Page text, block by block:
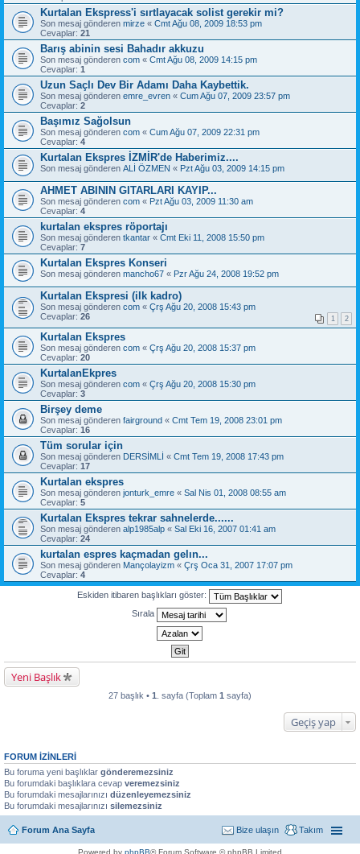
Kurtalan Ekspress'i sırtlayacak solist gerekir mi?
Son mesaj gönderen mirze « Cmt Ağu 08, 2009 18:53 pm
Cevaplar: 21
Barış abinin sesi Bahadır akkuzu
Son mesaj gönderen com « Cmt Ağu 08, 2009 14:15 pm
Cevaplar: 1
Uzun Saçlı Dev Bir Adamı Daha Kaybettik.
Son mesaj gönderen emre_evren « Cum Ağu 07, 2009 23:57 pm
Cevaplar: 2
Başımız Sağolsun
Son mesaj gönderen com « Cum Ağu 07, 2009 22:31 pm
Cevaplar: 4
Kurtalan Ekspres İZMİR'de Haberimiz....
Son mesaj gönderen ALİ ÖZMEN « Pzt Ağu 03, 2009 14:15 pm
AHMET ABININ GITARLARI KAYIP...
Son mesaj gönderen com « Pzt Ağu 03, 2009 11:30 am
Cevaplar: 4
kurtalan ekspres röportajı
Son mesaj gönderen tkantar « Cmt Eki 11, 2008 15:50 pm
Cevaplar: 7
Kurtalan Ekspres Konseri
Son mesaj gönderen mancho67 « Pzr Ağu 24, 2008 19:52 pm
Kurtalan Ekspresi (ilk kadro)
Son mesaj gönderen com « Çrş Ağu 20, 2008 15:43 pm
Cevaplar: 26 1 2
Kurtalan Ekspres
Son mesaj gönderen com « Çrş Ağu 20, 2008 15:37 pm
Cevaplar: 20
KurtalanEkpres
Son mesaj gönderen com « Çrş Ağu 20, 2008 15:30 pm
Cevaplar: 3
Birşey deme
Son mesaj gönderen fairground « Cmt Tem 19, 2008 23:01 pm
Cevaplar: 16
Tüm sorular için
Son mesaj gönderen DERSİMLİ « Cmt Tem 19, 2008 17:43 pm
Cevaplar: 17
Kurtalan ekspres
Son mesaj gönderen jonturk_emre « Sal Nis 01, 2008 08:55 am
Cevaplar: 5
Kurtalan Ekspres tekrar sahnelerde......
Son mesaj gönderen alp1985alp « Sal Eki 16, 2007 01:41 am
Cevaplar: 24
kurtalan espres kaçmadan gelın...
Son mesaj gönderen Mançolayizm « Çrş Oca 31, 2007 17:07 pm
Cevaplar: 4
Eskiden itibaren başlıkları göster:
Sırala
Yeni Başlık
27 başlık • 1 . sayfa (Toplam 1 sayfa)
Geçiş yap
FORUM IZINLERI
Bu foruma yeni başlıklar gönderemezsiniz
Bu forumdaki başlıklara cevap veremezsiniz
Bu forumdaki mesajlarınızı düzenleyemezsiniz
Bu forumdaki mesajlarınızı silemezsiniz
Forum Ana Sayfa Takım
Bize ulaşın
Powered by phpBB® Forum Software © phpBB Limited